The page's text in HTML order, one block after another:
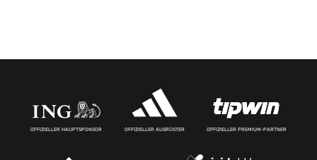
OFFIZIELLER HAUPTSPONSOR OFFIZIELLER AUSRÜSTER OFFIZIELLER PREMIUM-PARTNER